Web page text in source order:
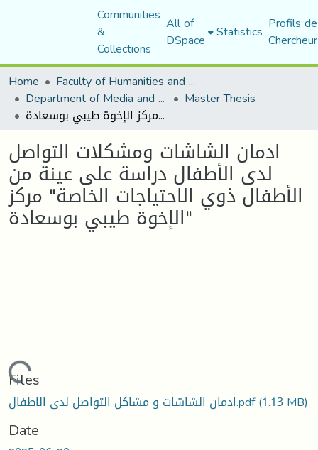
Communities
&
Collections
All of
DSpace Statistics Profils
Home
Faculty of Humanities and Social Sciences
Department of Media and Communication Studies Master Thesis
ادمان الشاشات ومشكلات التواصل لدى الأطفال دراسة على عينة من الأطفال ذوي الاحتياجات الخاصة" مركز الإخوة طيبي بوسعادة"
ادمان الشاشات ومشكلات التواصل
لدى الأطفال دراسة على عينة من
الأطفال ذوي الاحتياجات الخاصة" مركز
الإخوة طيبي بوسعادة"
Files
ادمان الشاشات و مشاكل التواصل لدى الاطفال.pdf(1.13 MB)
Date